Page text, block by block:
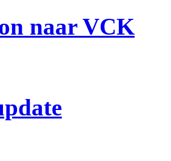
naar VCK